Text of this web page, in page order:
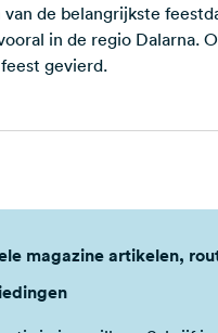
de belangrijkste
in de regio Dalarna.
gevierd.
magazine artikelen,